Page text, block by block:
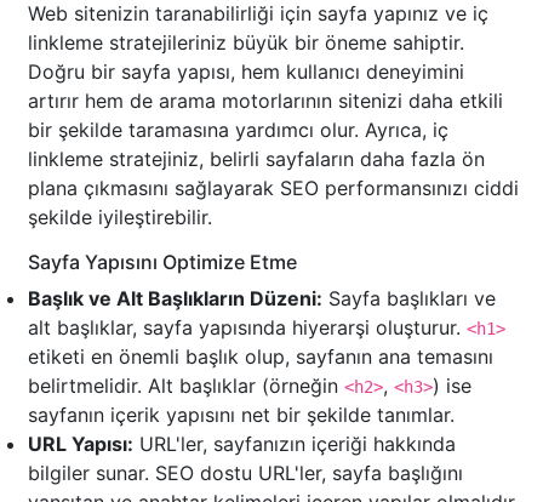
Web sitenizin taranabilirliği için sayfa yapınız ve iç
linkleme stratejileriniz büyük bir öneme sahiptir.
Doğru bir sayfa yapısı, hem kullanıcı deneyimini
artırır hem de arama motorlarının sitenizi daha etkili
bir şekilde taramasına yardımcı olur. Ayrıca, iç
linkleme stratejiniz, belirli sayfaların daha fazla ön
plana çıkmasını sağlayarak SEO performansınızı ciddi
şekilde iyileştirebilir.
Sayfa Yapısını Optimize Etme
Başlık ve Alt Başlıkların Düzeni: Sayfa başlıkları ve
alt başlıklar, sayfa yapısında hiyerarşi oluşturur. <h1>
etiketi en önemli başlık olup, sayfanın ana temasını
belirtmelidir. Alt başlıklar (örneğin <h2>, <h3>) ise
sayfanın içerik yapısını net bir şekilde tanımlar.
URL Yapısı: URL'ler, sayfanızın içeriği hakkında
bilgiler sunar. SEO dostu URL'ler, sayfa başlığını